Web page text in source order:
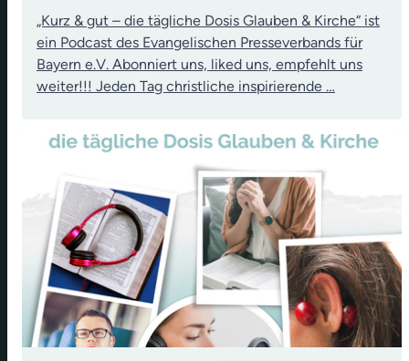
„Kurz & gut – die tägliche Dosis Glauben & Kirche“ ist
ein Podcast des Evangelischen Presseverbands für
Bayern e.V. Abonniert uns, liked uns, empfehlt uns
weiter!!! Jeden Tag christliche inspirierende …